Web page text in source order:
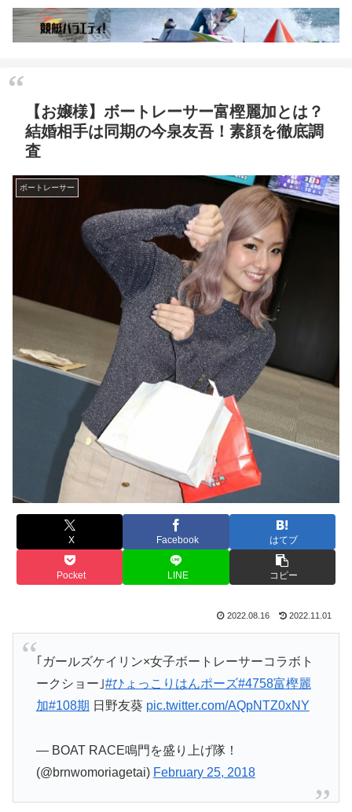
【お嬢様】ボートレーサー富樫麗加とは？
結婚相手は同期の今泉友吾！素顔を徹底調
査
ボートレーサー
X Facebook はてブ
Pocket LINE コピー
2022.08.16 2022.11.01
｢ガールズケイリン×女子ボートレーサーコラボト
ークショー｣#ひょっこりはんポーズ#4758富樫麗
加#108期 日野友葵 pic.twitter.com/AQpNTZ0xNY
— BOAT RACE鳴門を盛り上げ隊！
(@brnwomoriagetai) February 25, 2018